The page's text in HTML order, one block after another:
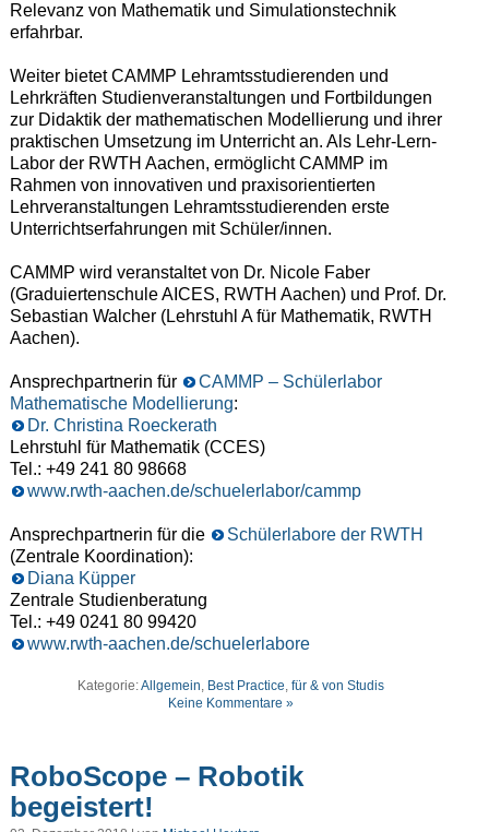
Relevanz von Mathematik und Simulationstechnik
erfahrbar.
Weiter bietet CAMMP Lehramtsstudierenden und
Lehrkräften Studienveranstaltungen und Fortbildungen
zur Didaktik der mathematischen Modellierung und ihrer
praktischen Umsetzung im Unterricht an. Als Lehr-Lern-
Labor der RWTH Aachen, ermöglicht CAMMP im
Rahmen von innovativen und praxisorientierten
Lehrveranstaltungen Lehramtsstudierenden erste
Unterrichtserfahrungen mit Schüler/innen.
CAMMP wird veranstaltet von Dr. Nicole Faber
(Graduiertenschule AICES, RWTH Aachen) und Prof. Dr.
Sebastian Walcher (Lehrstuhl A für Mathematik, RWTH
Aachen).
Ansprechpartnerin für
CAMMP – Schülerlabor
Mathematische Modellierung:
Dr. Christina Roeckerath
Lehrstuhl für Mathematik (CCES)
Tel.: +49 241 80 98668
www.rwth-aachen.de/schuelerlabor/cammp
Ansprechpartnerin für die
Schülerlabore der RWTH
(Zentrale Koordination):
Diana Küpper
Zentrale Studienberatung
Tel.: +49 0241 80 99420
www.rwth-aachen.de/schuelerlabore
Kategorie:Allgemein, Best Practice,für & von Studis
Keine Kommentare »
RoboScope – Robotik
begeistert!